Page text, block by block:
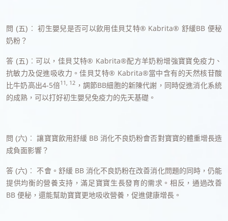
問 (五)︰
初生嬰兒是否可以飲用佳貝艾特® Kabrita® 舒緩BB 便秘
奶粉？
答 (五)︰可以，佳貝艾特® Kabrita®配方羊奶粉增強寶寶免疫力、
抗敏力及促進吸收力。佳貝艾特® Kabrita®當中含有的天然核苷酸
比牛奶高出4-5倍11, 12 ，調節BB細胞的新陳代謝，同時促進消化系統
的成熟，可以打好初生嬰兒免疫力的先天基礎。
問 (六)︰
讓寶寶飲用舒緩 BB 消化不良奶粉會否對寶寶的體重增長造
成負面影響？
答 (六)︰
不會。舒緩 BB 消化不良奶粉在改善消化問題的同時，仍能
提供均衡的營養支持，滿足寶寶生長發育的需求。相反，通過改善
BB 便秘，還能幫助寶寶更地吸收營養，促進健康增長。